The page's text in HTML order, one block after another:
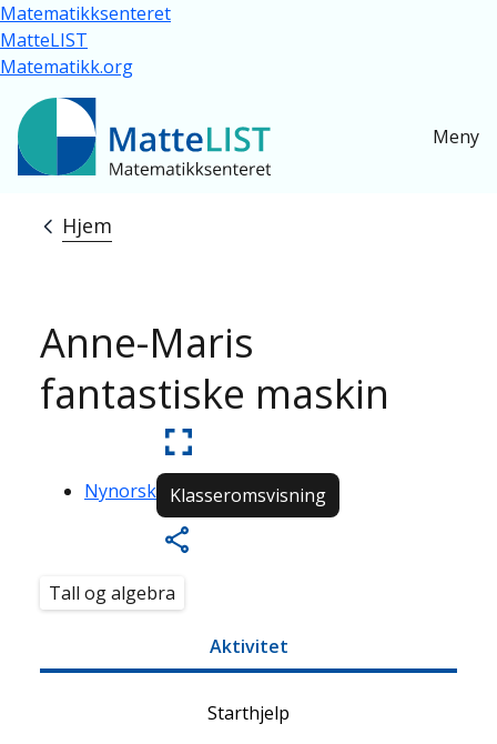
Hopp til hovedinnhold
Matematikksenteret
MatteLIST
Matematikk.org
Meny
Navigasjonssti
Hjem
Anne-Maris
fantastiske maskin
Nynorsk Klasseromsvisning
Tall og algebra
Aktivitet
Starthjelp